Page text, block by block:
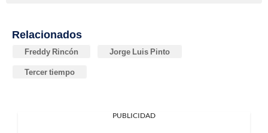
Relacionados
Freddy Rincón Jorge Luis Pinto
Tercer tiempo
PUBLICIDAD